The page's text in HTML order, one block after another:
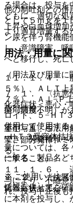
る場合は、投与を
ともに、適切な処
上昇や白血球増
ン尿を伴う腎機能
し、意識障害、
へと移行し、死亡
１１．１．４．
５％）、ＡＬＴ
７％）、Ａｌ−Ｐ
疸（頻度不明）が
１１．１．５．
攣、部分発作、ミ
る。
１１．１．６．
与により、不随意
れ、投与中止後も
他の制吐剤との併
として５ｍｇを１
より適宜増量する
用法・用量に
（用法及び用量
７．１． 〈抗悪
化器症状＜悪心・
ロイド、５−ＨＴ
併用して使用する
−ＨＴ３受容体拮
量については、各
にすること）。
７．２． 〈抗悪
化器症状＜悪心・
に本剤を投与し、
薬剤情報
薬剤写真、用法用
でき、関連情報へ
一般名、製品名ど
※ ご使用いただく
情報も併せてご確